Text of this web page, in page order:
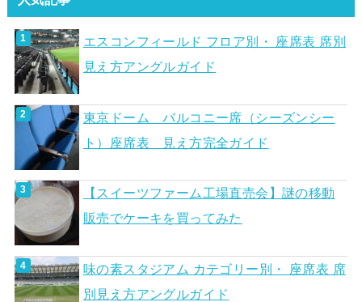
エスコンフィールド フロア別・ 座席表 席別
見え方アングルガイド
東京ドーム バルコニー席（シーズンシー
ト）座席表 見え方完全ガイド
【スイーツファーム工場直売会】謎の移動
販売でケーキを買ってみた
味の素スタジアム カテゴリー別・ 座席表 席
別見え方アングルガイド